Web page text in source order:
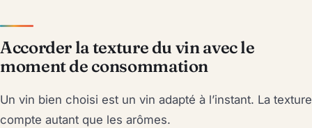
Accorder la texture du vin avec le
moment de consommation
Un vin bien choisi est un vin adapté à l’instant. La texture
compte autant que les arômes.